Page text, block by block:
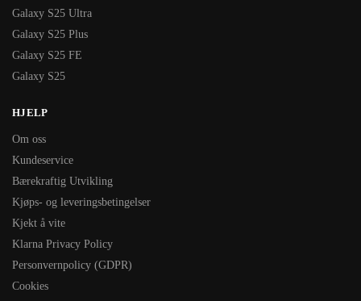
Galaxy S25 Ultra
Galaxy S25 Plus
Galaxy S25 FE
Galaxy S25
HJELP
Om oss
Kundeservice
Bærekraftig Utvikling
Kjøps- og leveringsbetingelser
Kjekt å vite
Klarna Privacy Policy
Personvernpolicy (GDPR)
Cookies